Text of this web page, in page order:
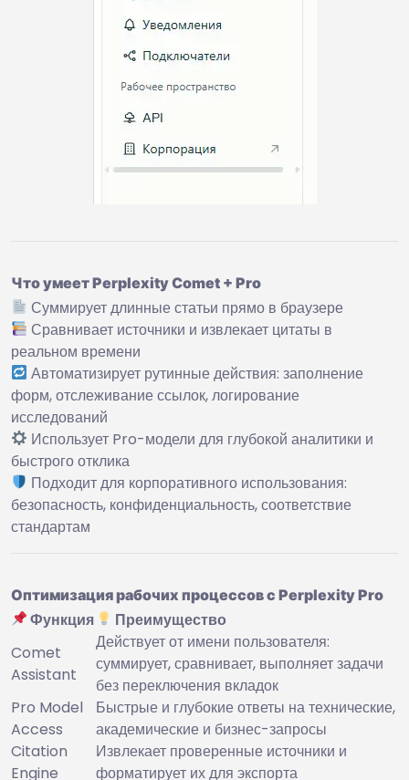
Что умеет Perplexity Comet + Pro
Суммирует длинные статьи прямо в браузере
Сравнивает источники и извлекает цитаты в
реальном времени
Автоматизирует рутинные действия: заполнение
форм, отслеживание ссылок, логирование
исследований
Использует Pro-модели для глубокой аналитики и
быстрого отклика
Подходит для корпоративного использования:
безопасность, конфиденциальность, соответствие
стандартам
Оптимизация рабочих процессов с Perplexity Pro
Функция
Преимущество
Comet
Assistant
Действует от имени пользователя:
суммирует, сравнивает, выполняет задачи
без переключения вкладок
Pro Model
Access
Быстрые и глубокие ответы на технические,
академические и бизнес-запросы
Citation
Engine
Извлекает проверенные источники и
форматирует их для экспорта